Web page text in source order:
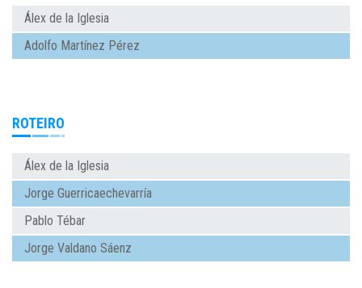
Álex de la Iglesia
Adolfo Martínez Pérez
ROTEIRO
Álex de la Iglesia
Jorge Guerricaechevarría
Pablo Tébar
Jorge Valdano Sáenz